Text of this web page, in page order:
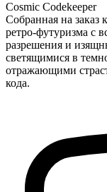
Cosmic Codekeeper
Собранная на заказ
ретро-футуризма с
разрешения и
светящимися в
отражающими
кода.